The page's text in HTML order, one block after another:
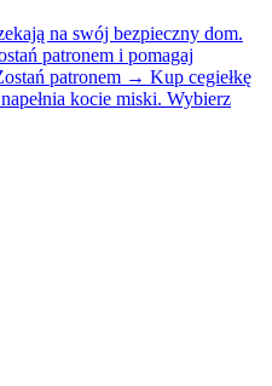
na swój bezpieczny dom.
patronem i pomagaj
patronem → Kup cegiełkę
kocie miski. Wybierz